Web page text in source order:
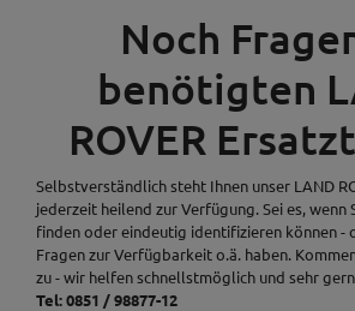
Noch
benötigten
ROVER
Selbstverständlich steht Ihnen unser LAND
jederzeit heilend zur Verfügung. Sei es, wenn
finden oder eindeutig identifizieren können -
Fragen zur Verfügbarkeit o.ä. haben.
zu - wir helfen schnellstmöglich und sehr
Tel: 0851 / 98877-12